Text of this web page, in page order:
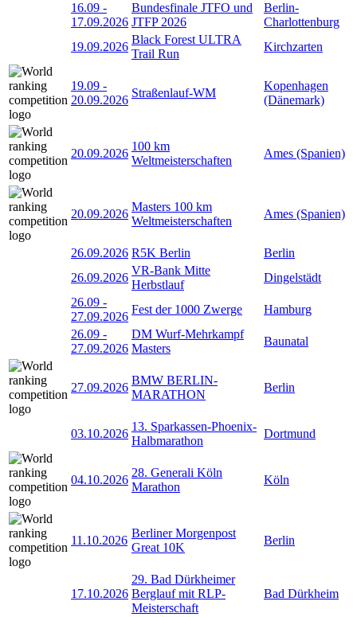
16.09 -
17.09.2026
Bundesfinale JTFO und
JTFP 2026
Berlin-
Charlottenburg
19.09.2026
Black Forest ULTRA
Trail Run
Kirchzarten
19.09 -
20.09.2026
Straßenlauf-WM
Kopenhagen
(Dänemark)
20.09.2026
100 km
Weltmeisterschaften
Ames (Spanien)
20.09.2026
Masters 100 km
Weltmeisterschaften
Ames (Spanien)
26.09.2026 R5K Berlin
Berlin
26.09.2026
VR-Bank Mitte
Herbstlauf
Dingelstädt
26.09 -
27.09.2026
Fest der 1000 Zwerge
Hamburg
26.09 -
27.09.2026
DM Wurf-Mehrkampf
Masters
Baunatal
27.09.2026
BMW BERLIN-
MARATHON
Berlin
03.10.2026
13. Sparkassen-Phoenix-
Halbmarathon
Dortmund
04.10.2026
28. Generali Köln
Marathon
Köln
11.10.2026
Berliner Morgenpost
Great 10K
Berlin
17.10.2026
29. Bad Dürkheimer
Berglauf mit RLP-
Meisterschaft
Bad Dürkheim